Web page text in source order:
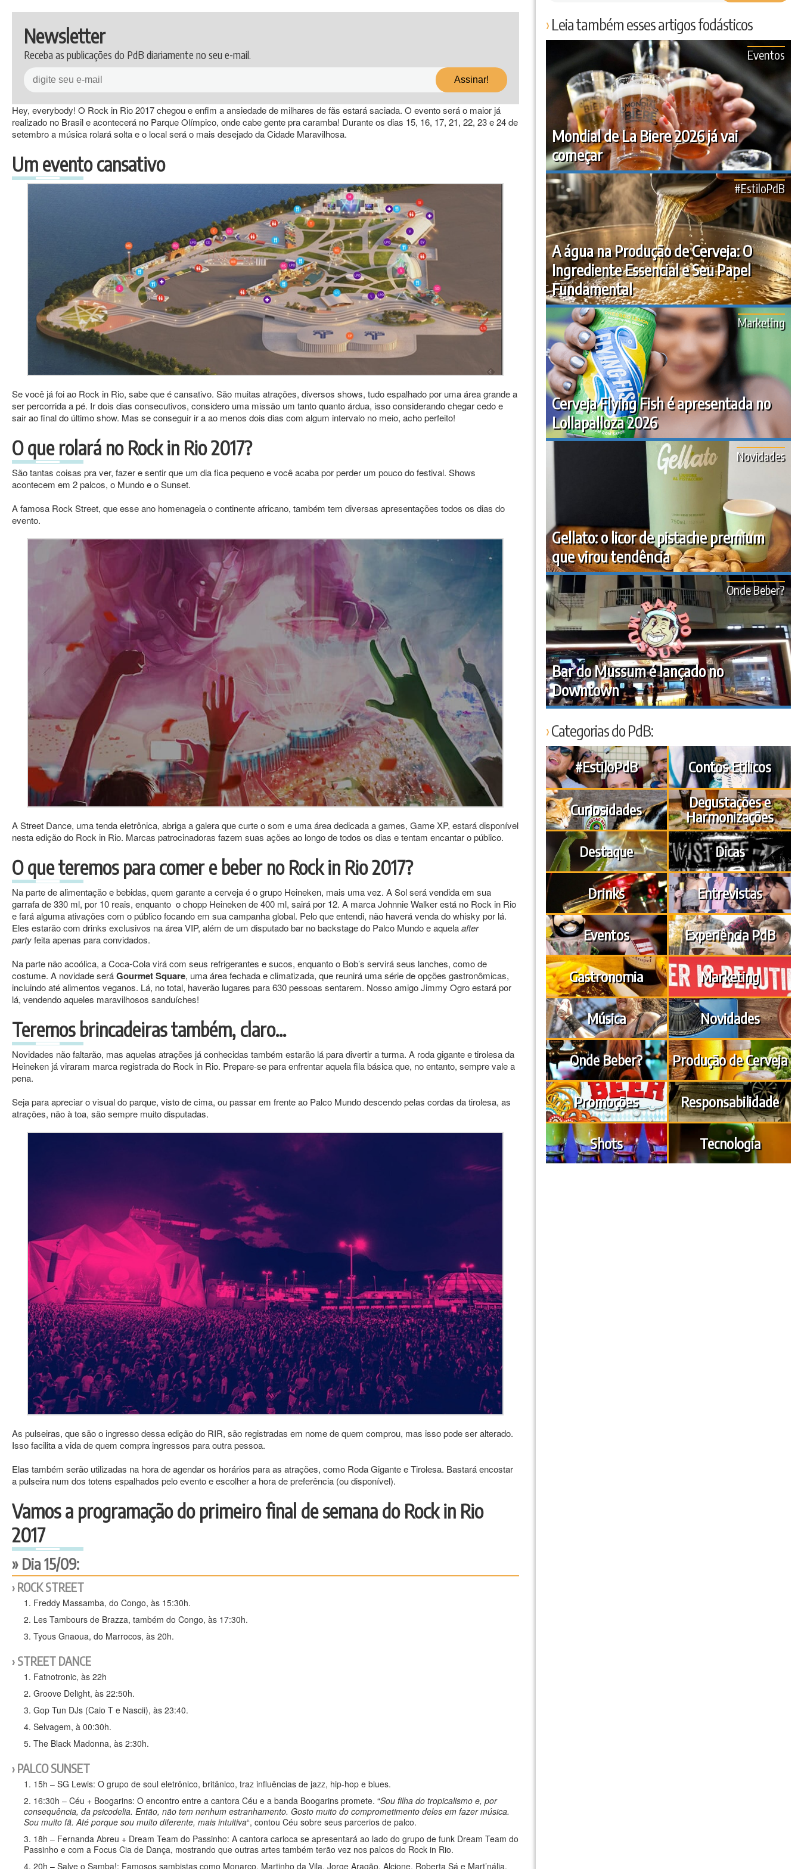
Newsletter
Receba as publicações do PdB diariamente no seu e-mail.
Hey, everybody! O Rock in Rio 2017 chegou e enfim a ansiedade de milhares de fãs estará saciada. O evento será o maior já
realizado no Brasil e acontecerá no Parque Olímpico, onde cabe gente pra caramba! Durante os dias 15, 16, 17, 21, 22, 23 e 24 de
setembro a música rolará solta e o local será o mais desejado da Cidade Maravilhosa.
Um evento cansativo
Se você já foi ao Rock in Rio, sabe que é cansativo. São muitas atrações, diversos shows, tudo espalhado por uma área grande a
ser percorrida a pé. Ir dois dias consecutivos, considero uma missão um tanto quanto árdua, isso considerando chegar cedo e
sair ao final do último show. Mas se conseguir ir a ao menos dois dias com algum intervalo no meio, acho perfeito!
O que rolará no Rock in Rio 2017?
São tantas coisas pra ver, fazer e sentir que um dia fica pequeno e você acaba por perder um pouco do festival. Shows
acontecem em 2 palcos, o Mundo e o Sunset.
A famosa Rock Street, que esse ano homenageia o continente africano, também tem diversas apresentações todos os dias do
evento.
A Street Dance, uma tenda eletrônica, abriga a galera que curte o som e uma área dedicada a games, Game XP, estará disponível
nesta edição do Rock in Rio. Marcas patrocinadoras fazem suas ações ao longo de todos os dias e tentam encantar o público.
O que teremos para comer e beber no Rock in Rio 2017?
Na parte de alimentação e bebidas, quem garante a cerveja é o grupo Heineken, mais uma vez. A Sol será vendida em sua
garrafa de 330 ml, por 10 reais, enquanto o chopp Heineken de 400 ml, sairá por 12. A marca Johnnie Walker está no Rock in Rio
e fará alguma ativações com o público focando em sua campanha global. Pelo que entendi, não haverá venda do whisky por lá.
Eles estarão com drinks exclusivos na área VIP, além de um disputado bar no backstage do Palco Mundo e aquelaafter
partyfeita apenas para convidados.
Na parte não acoólica, a Coca-Cola virá com seus refrigerantes e sucos, enquanto o Bob’s servirá seus lanches, como de
costume. A novidade seráGourmet Square, uma área fechada e climatizada, que reunirá uma série de opções gastronômicas,
incluindo até alimentos veganos. Lá, no total, haverão lugares para 630 pessoas sentarem. Nosso amigo Jimmy Ogro estará por
lá, vendendo aqueles maravilhosos sanduíches!
Teremos brincadeiras também, claro…
Novidades não faltarão, mas aquelas atrações já conhecidas também estarão lá para divertir a turma. A roda gigante e tirolesa da
Heineken já viraram marca registrada do Rock in Rio. Prepare-se para enfrentar aquela fila básica que, no entanto, sempre vale a
pena.
Seja para apreciar o visual do parque, visto de cima, ou passar em frente ao Palco Mundo descendo pelas cordas da tirolesa, as
atrações, não à toa, são sempre muito disputadas.
As pulseiras, que são o ingresso dessa edição do RIR, são registradas em nome de quem comprou, mas isso pode ser alterado.
Isso facilita a vida de quem compra ingressos para outra pessoa.
Elas também serão utilizadas na hora de agendar os horários para as atrações, como Roda Gigante e Tirolesa. Bastará encostar
a pulseira num dos totens espalhados pelo evento e escolher a hora de preferência (ou disponível).
Vamos a programação do primeiro final de semana do Rock in Rio
2017
Dia 15/09:
ROCK STREET
Freddy Massamba, do Congo, às 15:30h.
Les Tambours de Brazza, também do Congo, às 17:30h.
Tyous Gnaoua, do Marrocos, às 20h.
STREET DANCE
Fatnotronic, às 22h
Groove Delight, às 22:50h.
Gop Tun DJs (Caio T e Nascii), às 23:40.
Selvagem, à 00:30h.
The Black Madonna, às 2:30h.
PALCO SUNSET
15h – SG Lewis: O grupo de soul eletrônico, britânico, traz influências de jazz, hip-hop e blues.
16:30h – Céu + Boogarins: O encontro entre a cantora Céu e a banda Boogarins promete. “Sou filha do tropicalismo e, por
consequência, da psicodelia. Então, não tem nenhum estranhamento. Gosto muito do comprometimento deles em fazer música.
Sou muito fã. Até porque sou muito diferente, mais intuitiva“, contou Céu sobre seus parcerios de palco.
18h – Fernanda Abreu + Dream Team do Passinho: A cantora carioca se apresentará ao lado do grupo de funk Dream Team do
Passinho e com a Focus Cia de Dança, mostrando que outras artes também terão vez nos palcos do Rock in Rio.
20h – Salve o Samba!: Famosos sambistas como Monarco, Martinho da Vila, Jorge Aragão, Alcione, Roberta Sá e Mart’nália,
Leia também esses artigos fodásticos
Mondial de La Biere 2026 já vai
começar
Eventos
A água na Produção de Cerveja: O
Ingrediente Essencial e Seu Papel
Fundamental
#EstiloPdB
Cerveja Flying Fish é apresentada no
Lollapalloza 2026
Marketing
Gellato: o licor de pistache premium
que virou tendência
Novidades
Bar do Mussum é lançado no
Downtown
Onde Beber?
Categorias do PdB:
#EstiloPdB Contos Etílicos
Curiosidades
Degustações e
Harmonizações
Destaque
Dicas
Drinks Entrevistas
Eventos Experiência PdB
Gastronomia Marketing
Música Novidades
Onde Beber? Produção de Cerveja
Promoções Responsabilidade
Shots Tecnologia